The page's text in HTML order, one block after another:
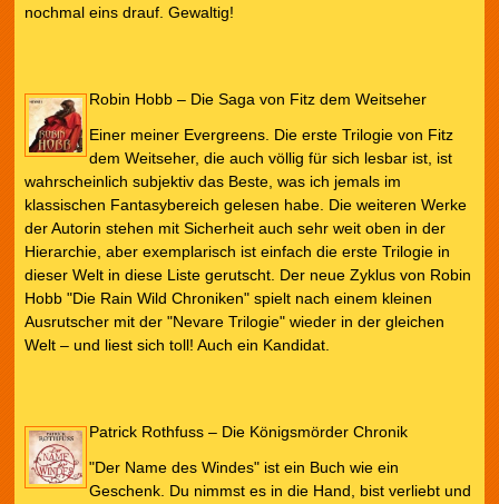
nochmal eins drauf. Gewaltig!
Robin Hobb – Die Saga von Fitz dem Weitseher
Einer meiner Evergreens. Die erste Trilogie von Fitz
dem Weitseher, die auch völlig für sich lesbar ist, ist
wahrscheinlich subjektiv das Beste, was ich jemals im
klassischen Fantasybereich gelesen habe. Die weiteren Werke
der Autorin stehen mit Sicherheit auch sehr weit oben in der
Hierarchie, aber exemplarisch ist einfach die erste Trilogie in
dieser Welt in diese Liste gerutscht. Der neue Zyklus von Robin
Hobb "Die Rain Wild Chroniken" spielt nach einem kleinen
Ausrutscher mit der "Nevare Trilogie" wieder in der gleichen
Welt – und liest sich toll! Auch ein Kandidat.
Patrick Rothfuss – Die Königsmörder Chronik
"Der Name des Windes" ist ein Buch wie ein
Geschenk. Du nimmst es in die Hand, bist verliebt und